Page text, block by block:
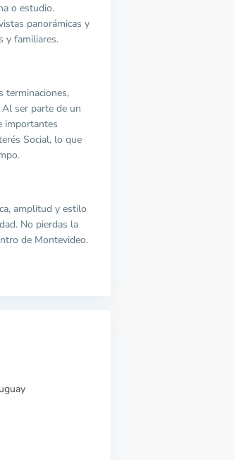
o estudio.
panorámicas y
y familiares.
terminaciones,
Al ser parte de un
importantes
Social, lo que
amplitud y estilo
No pierdas la
de Montevideo.